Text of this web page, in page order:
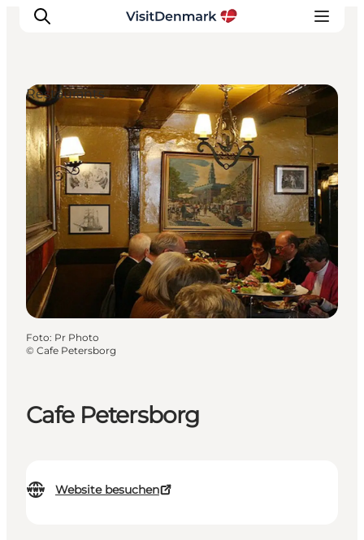
Inspiration
Regionen
Erlebnisse
Unterkünfte
Reiseplanung
Cafe Petersborg
Website besuchen
Restaurants
Foto: Pr Photo
© Cafe Petersborg